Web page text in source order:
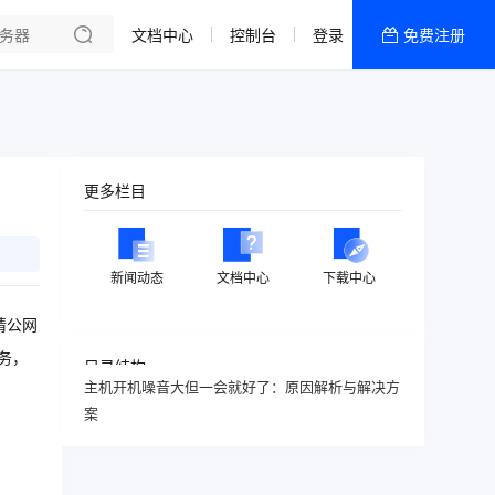
文档中心 控制台 登录 免费注册
公网
更多栏目
新闻动态 文档中心 下载中心
目录结构
主机开机噪音大但一会就好了：原因解析与解决方
案